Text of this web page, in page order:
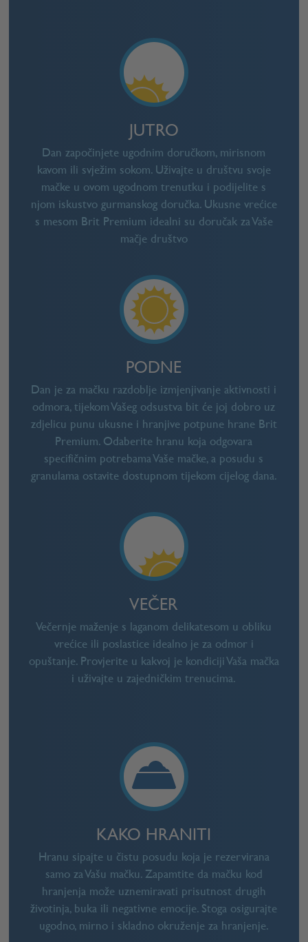
JUTRO
Dan započinjete ugodnim doručkom, mirisnom
kavom ili svježim sokom. Uživajte u društvu svoje
mačke u ovom ugodnom trenutku i podijelite s
njom iskustvo gurmanskog doručka. Ukusne vrećice
s mesom Brit Premium idealni su doručak za Vaše
mačje društvo
PODNE
Dan je za mačku razdoblje izmjenjivanje aktivnosti i
odmora, tijekom Vašeg odsustva bit će joj dobro uz
zdjelicu punu ukusne i hranjive potpune hrane Brit
Premium. Odaberite hranu koja odgovara
specifičnim potrebama Vaše mačke, a posudu s
granulama ostavite dostupnom tijekom cijelog dana.
VEČER
Večernje maženje s laganom delikatesom u obliku
vrećice ili poslastice idealno je za odmor i
opuštanje. Provjerite u kakvoj je kondiciji Vaša mačka
i uživajte u zajedničkim trenucima.
KAKO HRANITI
Hranu sipajte u čistu posudu koja je rezervirana
samo za Vašu mačku. Zapamtite da mačku kod
hranjenja može uznemiravati prisutnost drugih
životinja, buka ili negativne emocije. Stoga osigurajte
ugodno, mirno i skladno okruženje za hranjenje.